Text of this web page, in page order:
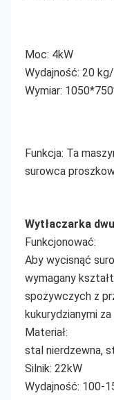
Moc: 4kW
Wydajność: 20
Wymiar:
Funkcja: Ta
surowca
Wytłaczarka
Funkcjonować:
Aby wycisnąć
wymagany
spożywczych z
kukurydzianymi
Materiał:
stal nierdzewna,
Silnik: 22kW
Wydajność: 100-